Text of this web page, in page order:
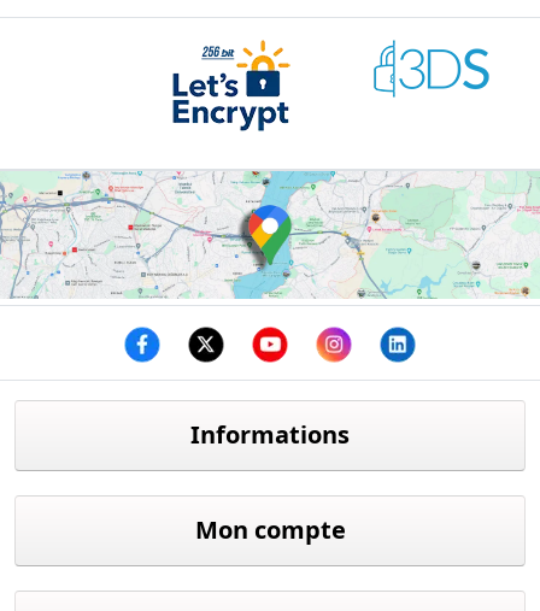
Informations
Mon compte